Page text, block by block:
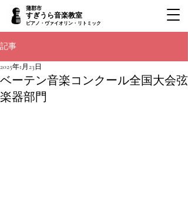
蒲郡市
すぎうら音楽教室
ピアノ・ヴァイオリン・リトミック
記事
ベーテン音楽コンクール全国大会弦
楽器部門
2025年1月23日